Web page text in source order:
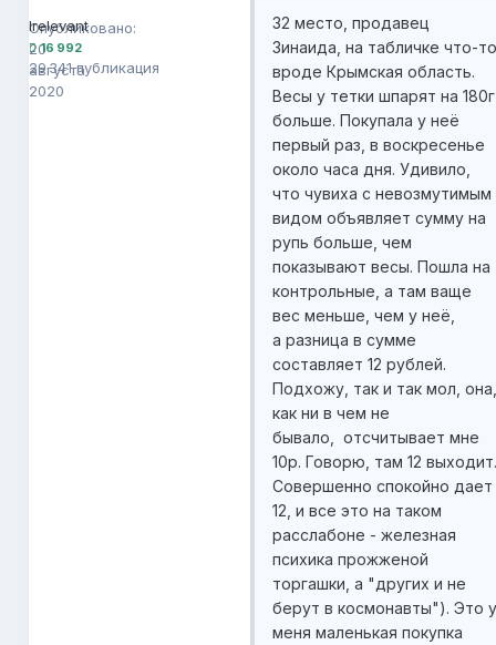
Опубликовано:
20
августа
2020
Irelevant
16 992
29 341 публикация
32 место, продавец
Зинаида, на табличке что-
вроде Крымская область.
Весы у тетки шпарят на 180г
больше. Покупала у неё
первый раз, в воскресенье
около часа дня. Удивило,
что чувиха с невозмутимым
видом объявляет сумму на
рупь больше, чем
показывают весы. Пошла на
контрольные, а там ваще
вес меньше, чем у неё,
а разница в сумме
составляет 12 рублей.
Подхожу, так и так мол,
как ни в чем не
бывало, отсчитывает мне
10р. Говорю, там 12
Совершенно спокойно дает
12, и все это на таком
расслабоне - железная
психика прожженой
торгашки, а "других и не
берут в космонавты"). Это
меня маленькая покупка